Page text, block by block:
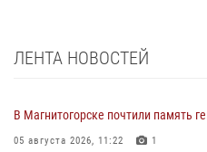
ЛЕНТА НОВОСТЕЙ
В Магнитогорске почтили память
05 августа 2026, 11:22 1